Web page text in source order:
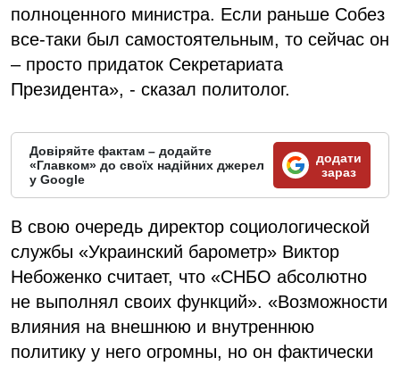
полноценного министра. Если раньше Собез
все-таки был самостоятельным, то сейчас он
– просто придаток Секретариата
Президента», - сказал политолог.
Довіряйте фактам – додайте
«Главком» до своїх надійних джерел
у Google
додати
зараз
В свою очередь директор социологической
службы «Украинский барометр» Виктор
Небоженко считает, что «СНБО абсолютно
не выполнял своих функций». «Возможности
влияния на внешнюю и внутреннюю
политику у него огромны, но он фактически